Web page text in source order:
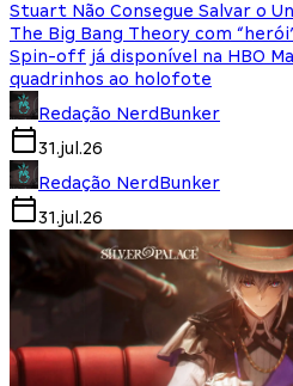
Stuart Não Consegue Salvar o
The Big Bang Theory com
Spin-off já disponível na HBO
quadrinhos ao holofote
Redação NerdBunker
31.jul.26
Redação NerdBunker
31.jul.26